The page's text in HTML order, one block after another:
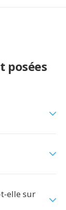
posées
t-elle sur